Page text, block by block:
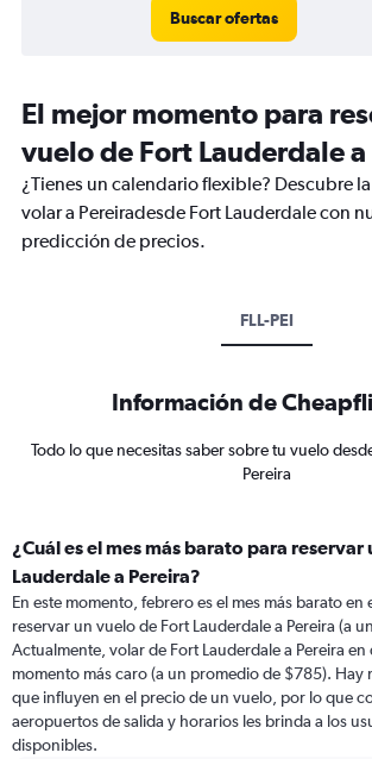
Buscar ofertas
El mejor momento para
vuelo de Fort Lauderdale a
¿Tienes un calendario flexible? Descubre
volar a Pereiradesde Fort Lauderdale con
predicción de precios.
FLL-PEI
Información de
Todo lo que necesitas saber sobre tu vuelo
Pereira
¿Cuál es el mes más barato para reservar
Lauderdale a Pereira?
En este momento, febrero es el mes más barato en
reservar un vuelo de Fort Lauderdale a Pereira (a
Actualmente, volar de Fort Lauderdale a Pereira en
momento más caro (a un promedio de $785). Hay
que influyen en el precio de un vuelo, por lo que
aeropuertos de salida y horarios les brinda a los
disponibles.